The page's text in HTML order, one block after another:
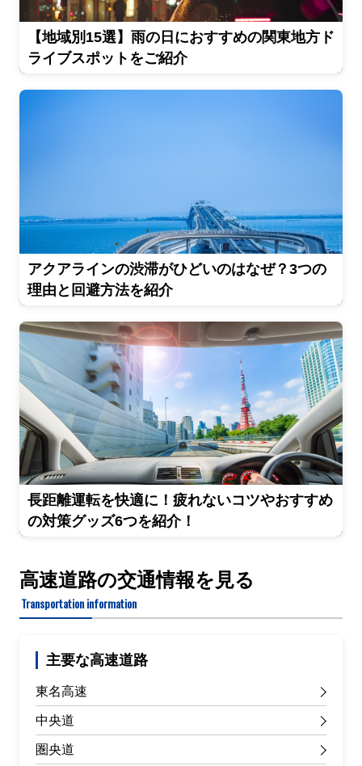
【地域別15選】雨の日におすすめの関東地方ド
ライブスポットをご紹介
アクアラインの渋滞がひどいのはなぜ？3つの
理由と回避方法を紹介
長距離運転を快適に！疲れないコツやおすすめ
の対策グッズ6つを紹介！
高速道路の交通情報を見る
Transportation information
主要な高速道路
東名高速
中央道
圏央道